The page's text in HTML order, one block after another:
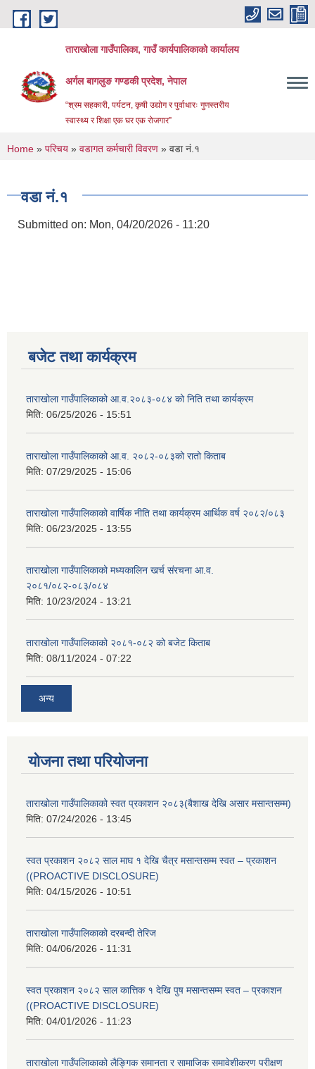
Skip to main content
ताराखोला गाउँपालिका, गाउँ कार्यपालिकाको कार्यालय
अर्गल बागलुङ गण्डकी प्रदेश, नेपाल
“श्रम सहकारी, पर्यटन, कृषी उद्योग र पुर्वाधारः गुणस्तरीय
स्वास्थ्य र शिक्षा एक घर एक रोजगार”
You are here
Home » परिचय » वडागत कर्मचारी विवरण » वडा नं.१
वडा नं.१
Submitted on: Mon, 04/20/2026 - 11:20
बजेट तथा कार्यक्रम
ताराखोला गाउँपालिकाको आ.व.२०८३-०८४ को निति तथा कार्यक्रम
मिति: 06/25/2026 - 15:51
ताराखोला गाउँपालिकाको आ.व. २०८२-०८३को रातो किताब
मिति: 07/29/2025 - 15:06
ताराखोला गाउँपालिकाको वार्षिक नीति तथा कार्यक्रम आर्थिक वर्ष २०८२/०८३
मिति: 06/23/2025 - 13:55
ताराखोला गाउँपालिकाको मध्यकालिन खर्च संरचना आ.व.
२०८१/०८२-०८३/०८४
मिति: 10/23/2024 - 13:21
ताराखोला गाउँपालिकाको २०८१-०८२ को बजेट किताब
मिति: 08/11/2024 - 07:22
अन्य
योजना तथा परियोजना
ताराखोला गाउँपालिकाको स्वत प्रकाशन २०८३(बैशाख देखि असार मसान्तसम्म)
मिति: 07/24/2026 - 13:45
स्वत प्रकाशन २०८२ साल माघ १ देखि चैत्र मसान्तसम्म स्वत – प्रकाशन
((PROACTIVE DISCLOSURE)
मिति: 04/15/2026 - 10:51
ताराखोला गाउँपालिकाको दरबन्दी तेरिज
मिति: 04/06/2026 - 11:31
स्वत प्रकाशन २०८२ साल कात्तिक १ देखि पुष मसान्तसम्म स्वत – प्रकाशन
((PROACTIVE DISCLOSURE)
मिति: 04/01/2026 - 11:23
ताराखोला गाउँपलािकाको लैङ्गिक समानता र सामाजिक समावेशीकरण परीक्षण